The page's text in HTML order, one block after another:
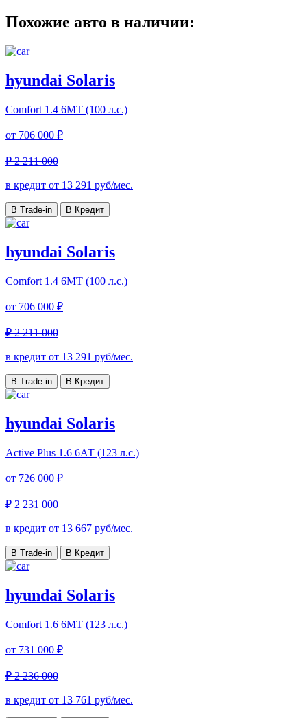
Похожие авто в наличии:
hyundai Solaris
Comfort 1.4 6МТ (100 л.с.)
от 706 000 ₽
₽ 2 211 000
в кредит от 13 291 руб/мес.
В Trade-in В Кредит
hyundai Solaris
Comfort 1.4 6МТ (100 л.с.)
от 706 000 ₽
₽ 2 211 000
в кредит от 13 291 руб/мес.
В Trade-in В Кредит
hyundai Solaris
Active Plus 1.6 6АТ (123 л.с.)
от 726 000 ₽
₽ 2 231 000
в кредит от 13 667 руб/мес.
В Trade-in В Кредит
hyundai Solaris
Comfort 1.6 6МТ (123 л.с.)
от 731 000 ₽
₽ 2 236 000
в кредит от 13 761 руб/мес.